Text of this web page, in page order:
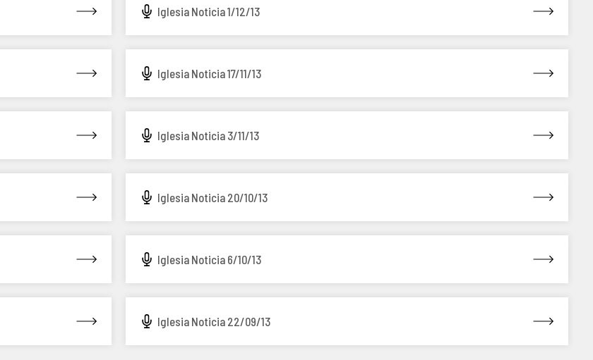
Iglesia Noticia 1/12/13
Iglesia Noticia 17/11/13
Iglesia Noticia 3/11/13
Iglesia Noticia 20/10/13
Iglesia Noticia 6/10/13
Iglesia Noticia 22/09/13